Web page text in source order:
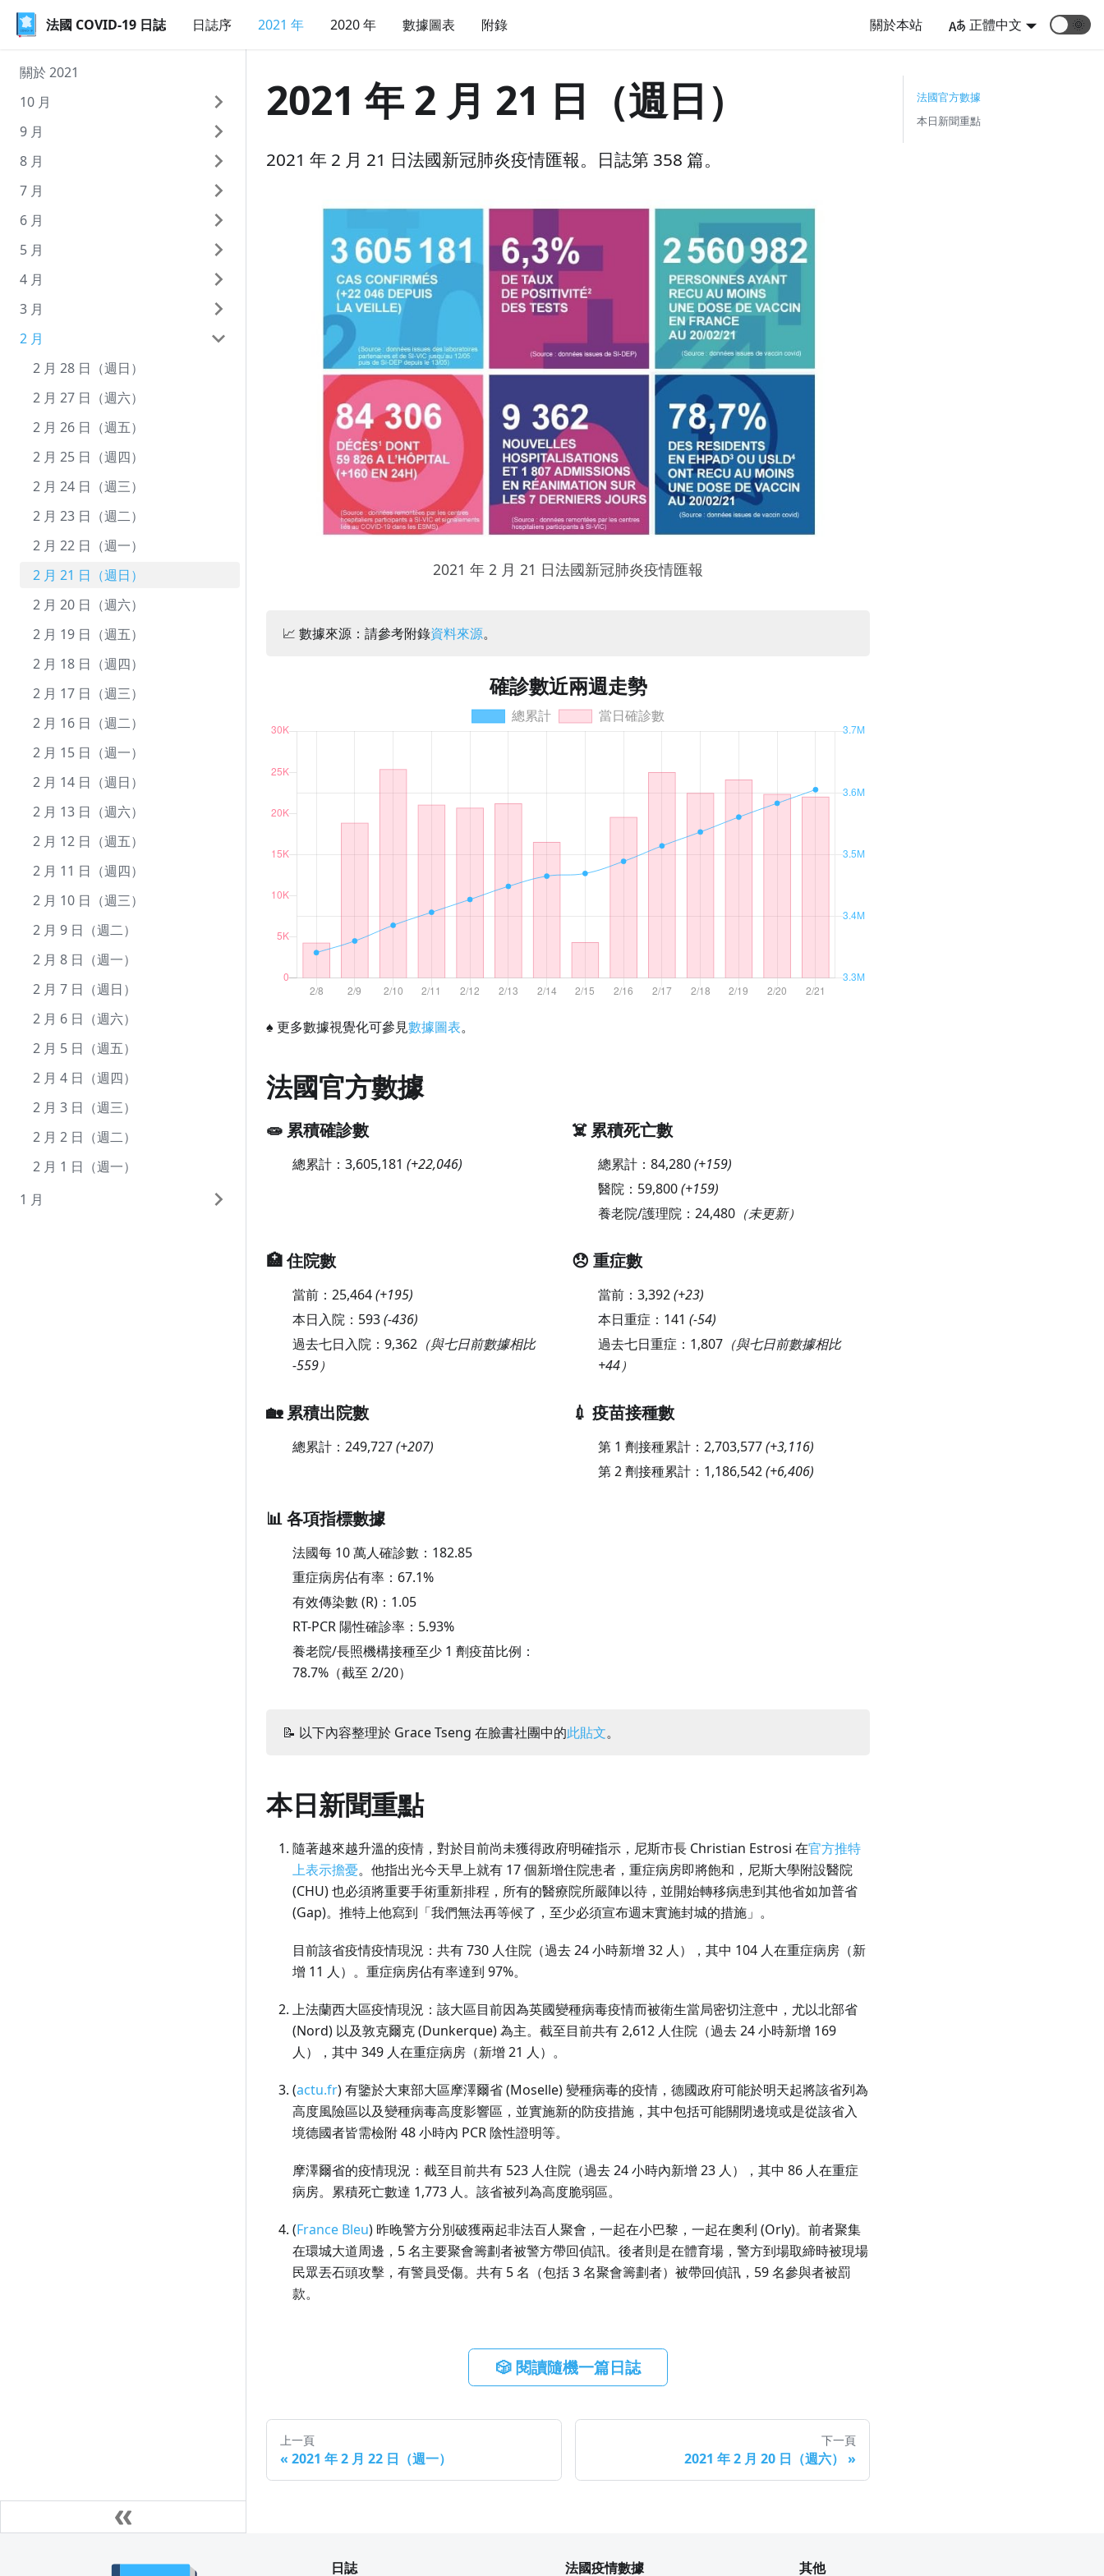
法國 COVID-19 日誌 日誌序 2021 年 2020 年 數據圖表 附錄 關於本站 正體中文 🌞
法國 COVID-19 日誌
關於 2021
10 月
10 月 9 日（週六）
10 月 8 日（週五）
10 月 7 日（週四）
10 月 6 日（週三）
10 月 5 日（週二）
10 月 4 日（週一）
10 月 3 日（週日）
10 月 2 日（週六）
10 月 1 日（週五）
9 月
9 月 30 日（週四）
9 月 29 日（週三）
9 月 28 日（週二）
9 月 27 日（週一）
9 月 26 日（週日）
9 月 25 日（週六）
9 月 24 日（週五）
9 月 23 日（週四）
9 月 22 日（週三）
9 月 21 日（週二）
9 月 20 日（週一）
9 月 19 日（週日）
9 月 18 日（週六）
9 月 17 日（週五）
9 月 16 日（週四）
9 月 15 日（週三）
9 月 14 日（週二）
9 月 13 日（週一）
9 月 12 日（週日）
9 月 11 日（週六）
9 月 10 日（週五）
9 月 9 日（週四）
9 月 8 日（週三）
9 月 7 日（週二）
9 月 6 日（週一）
9 月 5 日（週日）
9 月 4 日（週六）
9 月 3 日（週五）
9 月 2 日（週四）
9 月 1 日（週三）
8 月
8 月 31 日（週二）
8 月 30 日（週一）
8 月 29 日（週日）
8 月 28 日（週六）
8 月 27 日（週五）
8 月 26 日（週四）
8 月 25 日（週三）
8 月 24 日（週二）
8 月 23 日（週一）
8 月 22 日（週日）
8 月 21 日（週六）
8 月 20 日（週五）
8 月 19 日（週四）
8 月 18 日（週三）
8 月 17 日（週二）
8 月 16 日（週一）
8 月 15 日（週日）
8 月 14 日（週六）
8 月 13 日（週五）
8 月 12 日（週四）
8 月 11 日（週三）
8 月 10 日（週二）
8 月 9 日（週一）
8 月 8 日（週日）
8 月 7 日（週六）
8 月 6 日（週五）
8 月 5 日（週四）
8 月 4 日（週三）
8 月 3 日（週二）
8 月 2 日（週一）
8 月 1 日（週日）
7 月
7 月 31 日（週六）
7 月 30 日（週五）
7 月 29 日（週四）
7 月 28 日（週三）
7 月 27 日（週二）
7 月 26 日（週一）
7 月 25 日（週日）
7 月 24 日（週六）
7 月 23 日（週五）
7 月 22 日（週四）
7 月 21 日（週三）
7 月 20 日（週二）
7 月 19 日（週一）
7 月 18 日（週日）
7 月 17 日（週六）
7 月 16 日（週五）
7 月 15 日（週四）
7 月 14 日（週三）
7 月 13 日（週二）
7 月 12 日（週一）
7 月 11 日（週日）
7 月 10 日（週六）
7 月 9 日（週五）
7 月 8 日（週四）
7 月 7 日（週三）
7 月 6 日（週二）
7 月 5 日（週一）
7 月 4 日（週日）
7 月 3 日（週六）
7 月 2 日（週五）
7 月 1 日（週四）
6 月
6 月 30 日（週三）
6 月 29 日（週二）
6 月 28 日（週一）
6 月 27 日（週日）
6 月 26 日（週六）
6 月 25 日（週五）
6 月 24 日（週四）
6 月 23 日（週三）
6 月 22 日（週二）
6 月 21 日（週一）
6 月 20 日（週日）
6 月 19 日（週六）
6 月 18 日（週五）
6 月 17 日（週四）
6 月 16 日（週三）
6 月 15 日（週二）
6 月 14 日（週一）
6 月 13 日（週日）
6 月 12 日（週六）
6 月 11 日（週五）
6 月 10 日（週四）
6 月 9 日（週三）
6 月 8 日（週二）
6 月 7 日（週一）
6 月 6 日（週日）
6 月 5 日（週六）
6 月 4 日（週五）
6 月 3 日（週四）
6 月 2 日（週三）
6 月 1 日（週二）
5 月
5 月 31 日（週一）
5 月 30 日（週日）
5 月 29 日（週六）
5 月 28 日（週五）
5 月 27 日（週四）
5 月 26 日（週三）
5 月 25 日（週二）
5 月 24 日（週一）
5 月 23 日（週日）
5 月 22 日（週六）
5 月 21 日（週五）
5 月 20 日（週四）
5 月 19 日（週三）
5 月 18 日（週二）
5 月 17 日（週一）
5 月 16 日（週日）
5 月 15 日（週六）
5 月 14 日（週五）
5 月 13 日（週四）
5 月 12 日（週三）
5 月 11 日（週二）
5 月 10 日（週一）
5 月 9 日（週日）
5 月 8 日（週六）
5 月 7 日（週五）
5 月 6 日（週四）
5 月 5 日（週三）
5 月 4 日（週二）
5 月 3 日（週一）
5 月 2 日（週日）
5 月 1 日（週六）
4 月
4 月 30 日（週五）
4 月 29 日（週四）
4 月 28 日（週三）
4 月 27 日（週二）
4 月 26 日（週一）
4 月 25 日（週日）
4 月 24 日（週六）
4 月 23 日（週五）
4 月 22 日（週四）
4 月 21 日（週三）
4 月 20 日（週二）
4 月 19 日（週一）
4 月 18 日（週日）
4 月 17 日（週六）
4 月 16 日（週五）
4 月 15 日（週四）
4 月 14 日（週三）
4 月 13 日（週二）
4 月 12 日（週一）
4 月 11 日（週日）
4 月 10 日（週六）
4 月 9 日（週五）
4 月 8 日（週四）
4 月 7 日（週三）
4 月 6 日（週二）
4 月 5 日（週一）
4 月 4 日（週日）
4 月 3 日（週六）
4 月 2 日（週五）
4 月 1 日（週四）
3 月
3 月 31 日（週三）
3 月 30 日（週二）
3 月 29 日（週一）
3 月 28 日（週日）
3 月 27 日（週六）
3 月 26 日（週五）
3 月 25 日（週四）
3 月 24 日（週三）
3 月 23 日（週二）
3 月 22 日（週一）
3 月 21 日（週日）
3 月 20 日（週六）
3 月 19 日（週五）
3 月 18 日（週四）
3 月 17 日（週三）
3 月 16 日（週二）
3 月 15 日（週一）
3 月 14 日（週日）
3 月 13 日（週六）
3 月 12 日（週五）
3 月 11 日（週四）
3 月 10 日（週三）
3 月 9 日（週二）
3 月 8 日（週一）
3 月 7 日（週日）
3 月 6 日（週六）
3 月 5 日（週五）
3 月 4 日（週四）
3 月 3 日（週三）
3 月 2 日（週二）
2 月
2 月 28 日（週日）
2 月 27 日（週六）
2 月 26 日（週五）
2 月 25 日（週四）
2 月 24 日（週三）
2 月 23 日（週二）
2 月 22 日（週一）
2 月 21 日（週日）
2 月 20 日（週六）
2 月 19 日（週五）
2 月 18 日（週四）
2 月 17 日（週三）
2 月 16 日（週二）
2 月 15 日（週一）
2 月 14 日（週日）
2 月 13 日（週六）
2 月 12 日（週五）
2 月 11 日（週四）
2 月 10 日（週三）
2 月 9 日（週二）
2 月 8 日（週一）
2 月 7 日（週日）
2 月 6 日（週六）
2 月 5 日（週五）
2 月 4 日（週四）
2 月 3 日（週三）
2 月 2 日（週二）
2 月 1 日（週一）
1 月
2021 年 2 月 21 日（週日）
2021 年 2 月 21 日法國新冠肺炎疫情匯報。日誌第 358 篇。
2021 年 2 月 21 日法國新冠肺炎疫情匯報
📈 數據來源：請參考附錄資料來源。
確診數近兩週走勢
♠ 更多數據視覺化可參見數據圖表。
法國官方數據
🧫 累積確診數
總累計： 3,605,181 (+22,046)
☠️ 累積死亡數
總累計： 84,280(+159)
醫院： 59,800(+159)
養老院/護理院： 24,480（未更新）
🏥 住院數
當前： 25,464(+195)
本日入院： 593(-436)
過去七日入院： 9,362 （與七日前數據相比
-559）
😞 重症數
當前： 3,392(+23)
本日重症： 141 (-54)
過去七日重症： 1,807（與七日前數據相比
+44）
🏡 累積出院數
總累計： 249,727(+207)
💉 疫苗接種數
第 1 劑接種累計： 2,703,577(+3,116)
第 2 劑接種累計： 1,186,542(+6,406)
📊 各項指標數據
法國每 10 萬人確診數： 182.85
重症病房佔有率： 67.1%
有效傳染數 (R)： 1.05
RT-PCR 陽性確診率： 5.93%
養老院/長照機構接種至少 1 劑疫苗比例：
78.7%（截至 2/20）
📝 以下內容整理於 Grace Tseng 在臉書社團中的此貼文。
本日新聞重點
隨著越來越升溫的疫情，對於目前尚未獲得政府明確指示，尼斯市長 Christian Estrosi 在官方推特
上表示擔憂。他指出光今天早上就有 17 個新增住院患者，重症病房即將飽和，尼斯大學附設醫院
(CHU) 也必須將重要手術重新排程，所有的醫療院所嚴陣以待，並開始轉移病患到其他省如加普省
(Gap)。推特上他寫到「我們無法再等候了，至少必須宣布週末實施封城的措施」。
目前該省疫情疫情現況：共有 730 人住院（過去 24 小時新增 32 人），其中 104 人在重症病房（新
增 11 人）。重症病房佔有率達到 97%。
上法蘭西大區疫情現況：該大區目前因為英國變種病毒疫情而被衛生當局密切注意中，尤以北部省
(Nord) 以及敦克爾克 (Dunkerque) 為主。截至目前共有 2,612 人住院（過去 24 小時新增 169
人），其中 349 人在重症病房（新增 21 人）。
(actu.fr) 有鑒於大東部大區摩澤爾省 (Moselle) 變種病毒的疫情，德國政府可能於明天起將該省列為
高度風險區以及變種病毒高度影響區，並實施新的防疫措施，其中包括可能關閉邊境或是從該省入
境德國者皆需檢附 48 小時內 PCR 陰性證明等。
摩澤爾省的疫情現況：截至目前共有 523 人住院（過去 24 小時內新增 23 人），其中 86 人在重症
病房。累積死亡數達 1,773 人。該省被列為高度脆弱區。
(France Bleu) 昨晚警方分別破獲兩起非法百人聚會，一起在小巴黎，一起在奧利 (Orly)。前者聚集
在環城大道周邊，5 名主要聚會籌劃者被警方帶回偵訊。後者則是在體育場，警方到場取締時被現場
民眾丟石頭攻擊，有警員受傷。共有 5 名（包括 3 名聚會籌劃者）被帶回偵訊，59 名參與者被罰
款。
🎲 閱讀隨機一篇日誌
上一頁
« 2021 年 2 月 22 日（週一）
下一頁
2021 年 2 月 20 日（週六） »
法國官方數據
本日新聞重點
日誌 法國疫情數據 其他